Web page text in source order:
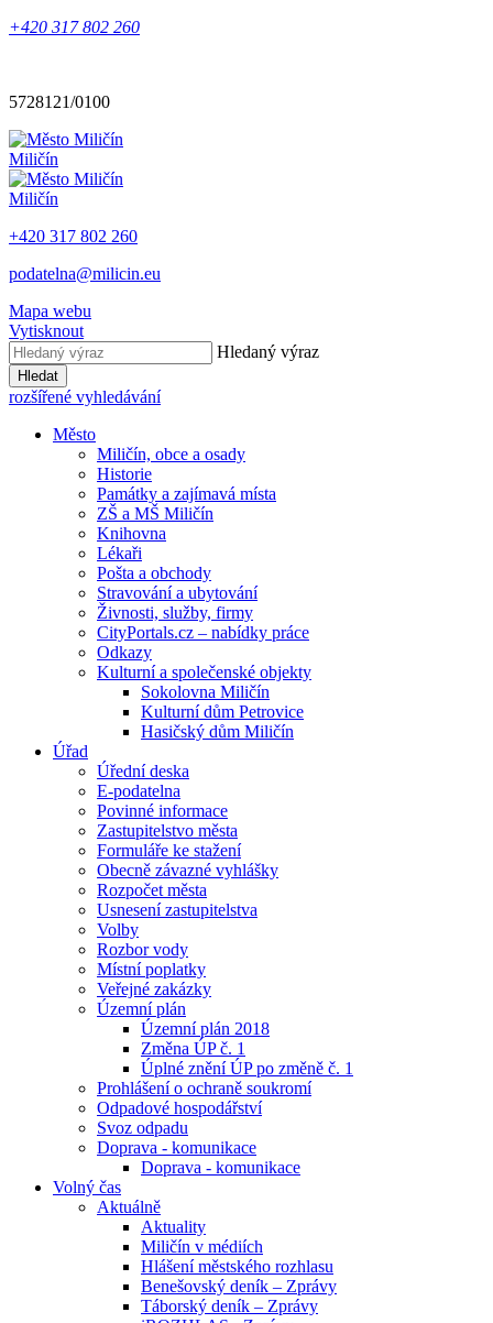
+420 317 802 260
5728121/0100
Miličín
Miličín
+420 317 802 260
podatelna@milicin.eu
Mapa webu
Vytisknout
Hledaný výraz
Hledat
rozšířené vyhledávání
Město
Miličín, obce a osady
Historie
Památky a zajímavá místa
ZŠ a MŠ Miličín
Knihovna
Lékaři
Pošta a obchody
Stravování a ubytování
Živnosti, služby, firmy
CityPortals.cz – nabídky práce
Odkazy
Kulturní a společenské objekty
Sokolovna Miličín
Kulturní dům Petrovice
Hasičský dům Miličín
Úřad
Úřední deska
E-podatelna
Povinné informace
Zastupitelstvo města
Formuláře ke stažení
Obecně závazné vyhlášky
Rozpočet města
Usnesení zastupitelstva
Volby
Rozbor vody
Místní poplatky
Veřejné zakázky
Územní plán
Územní plán 2018
Změna ÚP č. 1
Úplné znění ÚP po změně č. 1
Prohlášení o ochraně soukromí
Odpadové hospodářství
Svoz odpadu
Doprava - komunikace
Doprava - komunikace
Volný čas
Aktuálně
Aktuality
Miličín v médiích
Hlášení městského rozhlasu
Benešovský deník – Zprávy
Táborský deník – Zprávy